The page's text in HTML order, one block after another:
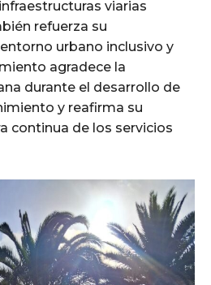
viarias
refuerza su
urbano inclusivo y
agradece la
durante el desarrollo de
y reafirma su
continua de los servicios